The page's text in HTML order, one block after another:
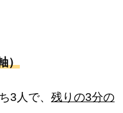
）
3人で、 残りの3分の